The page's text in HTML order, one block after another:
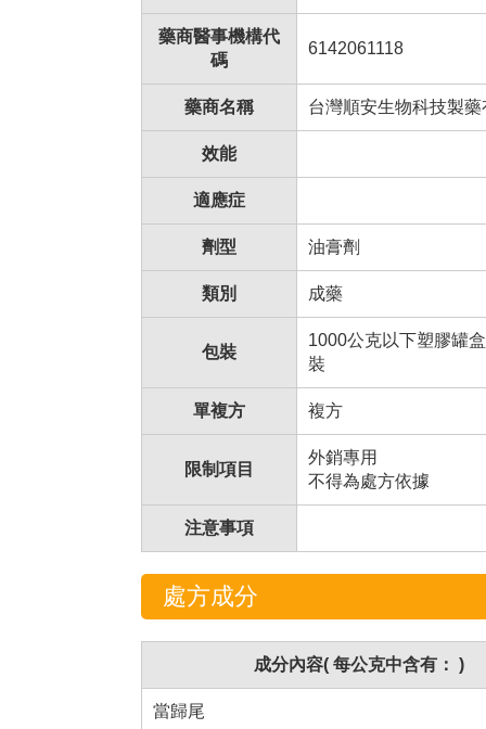
藥商醫事機構代
碼
6142061118
藥商名稱 台灣順安生物科技製
效能
適應症
劑型 油膏劑
類別 成藥
包裝
1000公克以下塑膠罐
裝
單複方 複方
限制項目
外銷專用
不得為處方依據
注意事項
處方成分
成分內容( 每公克中含有： )
當歸尾